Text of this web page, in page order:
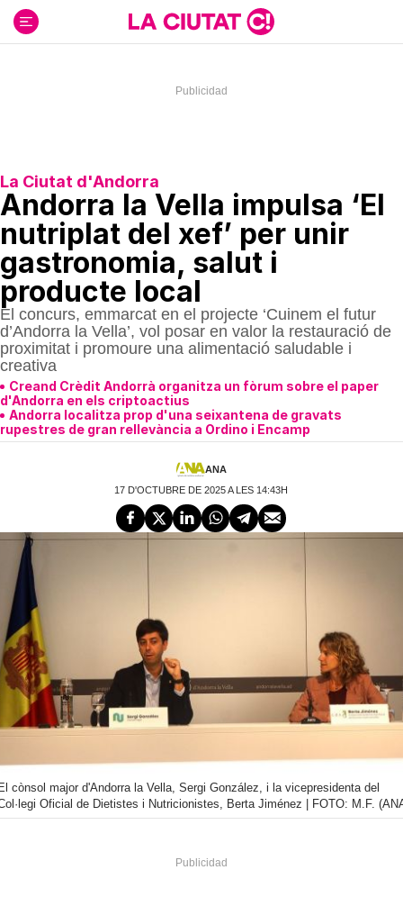
contenido
La Ciutat d'Andorra
Andorra la Vella impulsa ‘El
nutriplat del xef’ per unir
gastronomia, salut i
producte local
El concurs, emmarcat en el projecte ‘Cuinem el futur
d’Andorra la Vella’, vol posar en valor la restauració de
proximitat i promoure una alimentació saludable i
creativa
Creand Crèdit Andorrà organitza un fòrum sobre el paper
d'Andorra en els criptoactius
Andorra localitza prop d'una seixantena de gravats
rupestres de gran rellevància a Ordino i Encamp
ANA
17 D'OCTUBRE DE 2025 A LES 14:43H
cònsol major d'Andorra la Vella, Sergi González, i la vicepresidenta del
Oficial de Dietistes i Nutricionistes, Berta Jiménez | FOTO: M.F.